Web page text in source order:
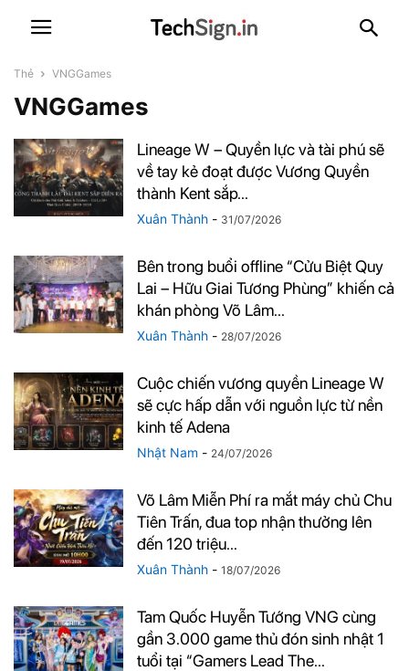
Thẻ VNGGames
VNGGames
Lineage W – Quyền lực và tài phú sẽ
về tay kẻ đoạt được Vương Quyền
thành Kent sắp...
Xuân Thành - 31/07/2026
Bên trong buổi offline “Cửu Biệt Quy
Lai – Hữu Giai Tương Phùng” khiến cả
khán phòng Võ Lâm...
Xuân Thành - 28/07/2026
Cuộc chiến vương quyền Lineage W
sẽ cực hấp dẫn với nguồn lực từ nền
kinh tế Adena
Nhật Nam - 24/07/2026
Võ Lâm Miễn Phí ra mắt máy chủ Chu
Tiên Trấn, đua top nhận thưởng lên
đến 120 triệu...
Xuân Thành - 18/07/2026
Tam Quốc Huyễn Tướng VNG cùng
gần 3.000 game thủ đón sinh nhật 1
tuổi tại “Gamers Lead The...